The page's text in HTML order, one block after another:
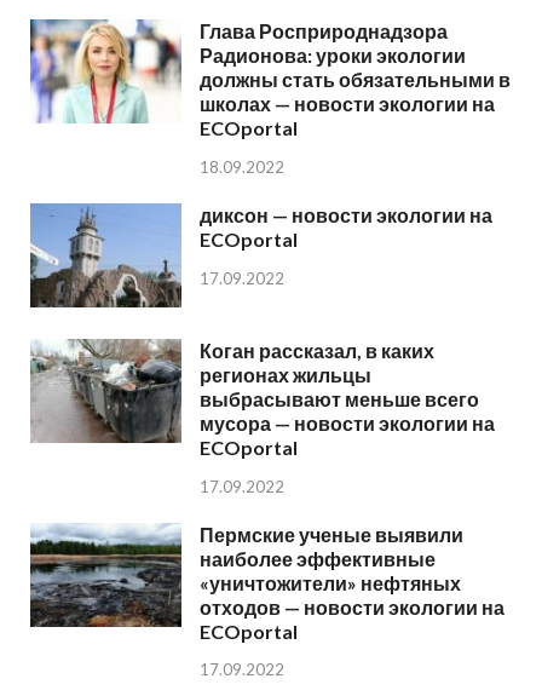
Глава Росприроднадзора
Радионова: уроки экологии
должны стать обязательными в
школах — новости экологии на
ECOportal
18.09.2022
диксон — новости экологии на
ECOportal
17.09.2022
Коган рассказал, в каких
регионах жильцы
выбрасывают меньше всего
мусора — новости экологии на
ECOportal
17.09.2022
Пермские ученые выявили
наиболее эффективные
«уничтожители» нефтяных
отходов — новости экологии на
ECOportal
17.09.2022